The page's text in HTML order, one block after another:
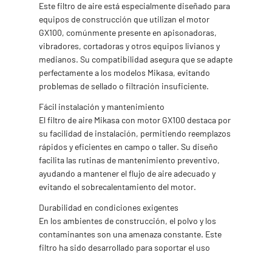
Este filtro de aire está especialmente diseñado para
equipos de construcción que utilizan el motor
GX100, comúnmente presente en apisonadoras,
vibradores, cortadoras y otros equipos livianos y
medianos. Su compatibilidad asegura que se adapte
perfectamente a los modelos Mikasa, evitando
problemas de sellado o filtración insuficiente.
Fácil instalación y mantenimiento
El filtro de aire Mikasa con motor GX100 destaca por
su facilidad de instalación, permitiendo reemplazos
rápidos y eficientes en campo o taller. Su diseño
facilita las rutinas de mantenimiento preventivo,
ayudando a mantener el flujo de aire adecuado y
evitando el sobrecalentamiento del motor.
Durabilidad en condiciones exigentes
En los ambientes de construcción, el polvo y los
contaminantes son una amenaza constante. Este
filtro ha sido desarrollado para soportar el uso